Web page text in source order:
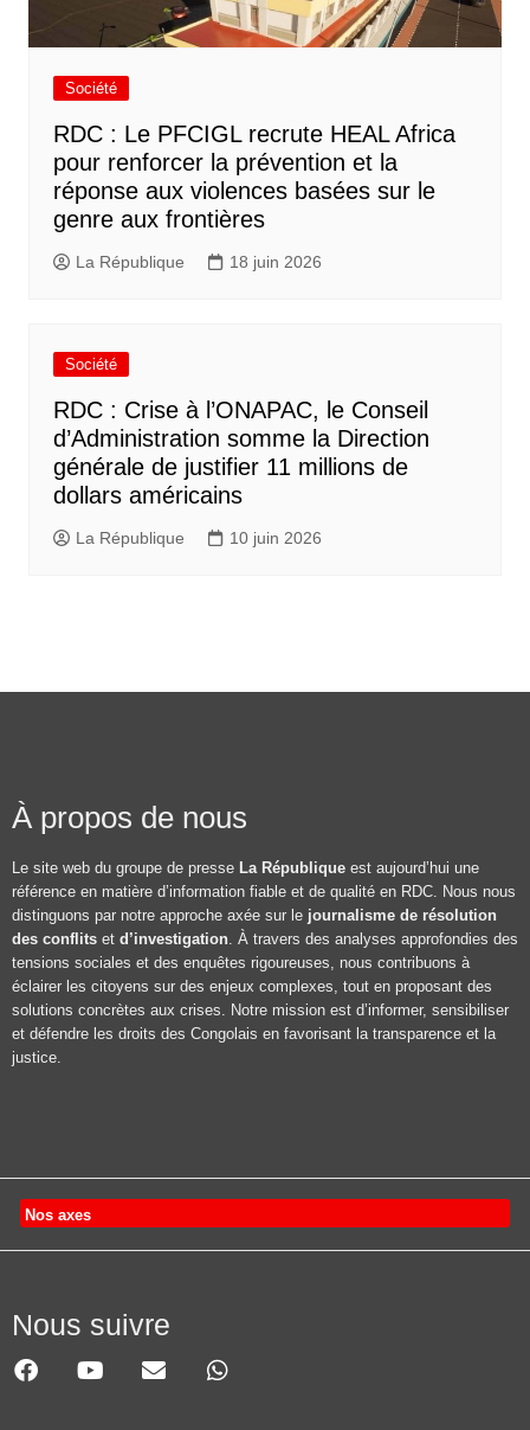
Société
RDC : Le PFCIGL recrute HEAL Africa
pour renforcer la prévention et la
réponse aux violences basées sur le
genre aux frontières
La République 18 juin 2026
Société
RDC : Crise à l’ONAPAC, le Conseil
d’Administration somme la Direction
générale de justifier 11 millions de
dollars américains
La République 10 juin 2026
À propos de nous
Le site web du groupe de presse La République est aujourd’hui une
référence en matière d’information fiable et de qualité en RDC. Nous nous
distinguons par notre approche axée sur le journalisme de résolution
des conflits et d’investigation . À travers des analyses approfondies des
tensions sociales et des enquêtes rigoureuses, nous contribuons à
éclairer les citoyens sur des enjeux complexes, tout en proposant des
solutions concrètes aux crises. Notre mission est d’informer, sensibiliser
et défendre les droits des Congolais en favorisant la transparence et la
justice.
Nos axes
Nous suivre